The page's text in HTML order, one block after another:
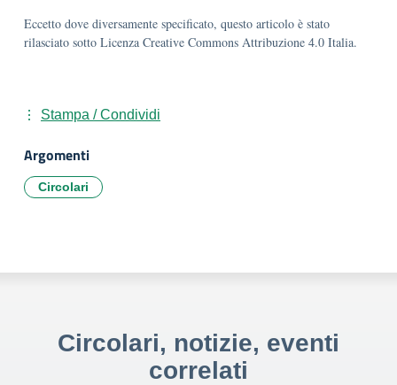
Eccetto dove diversamente specificato, questo articolo è stato
rilasciato sotto Licenza Creative Commons Attribuzione 4.0 Italia.
Stampa / Condividi
Argomenti
Circolari
Circolari, notizie, eventi
correlati